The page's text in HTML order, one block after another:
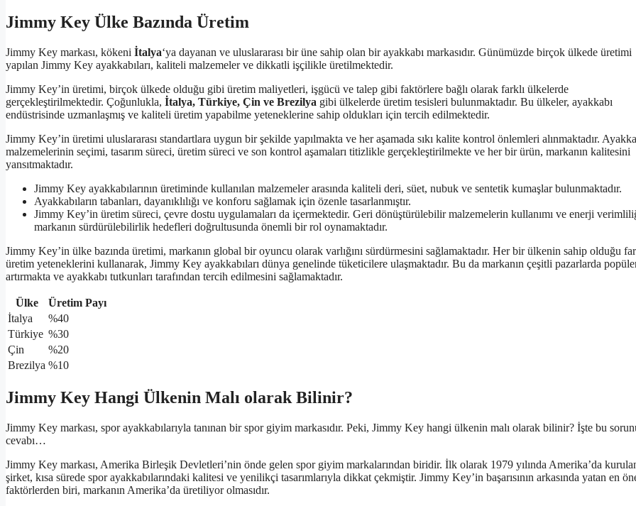
Jimmy Key Ülke Bazında Üretim
Jimmy Key markası, kökeni İtalya‘ya dayanan ve uluslararası bir üne sahip olan bir ayakkabı markasıdır. Günümüzde birçok ülkede üretimi
yapılan Jimmy Key ayakkabıları, kaliteli malzemeler ve dikkatli işçilikle üretilmektedir.
Jimmy Key’in üretimi, birçok ülkede olduğu gibi üretim maliyetleri, işgücü ve talep gibi faktörlere bağlı olarak farklı ülkelerde
gerçekleştirilmektedir. Çoğunlukla, İtalya, Türkiye, Çin ve Brezilya gibi ülkelerde üretim tesisleri bulunmaktadır. Bu ülkeler, ayakkabı
endüstrisinde uzmanlaşmış ve kaliteli üretim yapabilme yeteneklerine sahip oldukları için tercih edilmektedir.
Jimmy Key’in üretimi uluslararası standartlara uygun bir şekilde yapılmakta ve her aşamada sıkı kalite kontrol önlemleri alınmaktadır.
malzemelerinin seçimi, tasarım süreci, üretim süreci ve son kontrol aşamaları titizlikle gerçekleştirilmekte ve her bir ürün, markanın kalitesini
yansıtmaktadır.
Jimmy Key ayakkabılarının üretiminde kullanılan malzemeler arasında kaliteli deri, süet, nubuk ve sentetik kumaşlar bulunmaktadır.
Ayakkabıların tabanları, dayanıklılığı ve konforu sağlamak için özenle tasarlanmıştır.
Jimmy Key’in üretim süreci, çevre dostu uygulamaları da içermektedir. Geri dönüştürülebilir malzemelerin kullanımı ve enerji
markanın sürdürülebilirlik hedefleri doğrultusunda önemli bir rol oynamaktadır.
Jimmy Key’in ülke bazında üretimi, markanın global bir oyuncu olarak varlığını sürdürmesini sağlamaktadır. Her bir ülkenin sahip olduğu
üretim yeteneklerini kullanarak, Jimmy Key ayakkabıları dünya genelinde tüketicilere ulaşmaktadır. Bu da markanın çeşitli pazarlarda
artırmakta ve ayakkabı tutkunları tarafından tercih edilmesini sağlamaktadır.
Ülke
Üretim Payı
İtalya
%40
Türkiye %30
Çin
%20
Brezilya %10
Jimmy Key Hangi Ülkenin Malı olarak Bilinir?
Jimmy Key markası, spor ayakkabılarıyla tanınan bir spor giyim markasıdır. Peki, Jimmy Key hangi ülkenin malı olarak bilinir? İşte bu
cevabı…
Jimmy Key markası, Amerika Birleşik Devletleri’nin önde gelen spor giyim markalarından biridir. İlk olarak 1979 yılında Amerika’da
şirket, kısa sürede spor ayakkabılarındaki kalitesi ve yenilikçi tasarımlarıyla dikkat çekmiştir. Jimmy Key’in başarısının arkasında yatan en
faktörlerden biri, markanın Amerika’da üretiliyor olmasıdır.